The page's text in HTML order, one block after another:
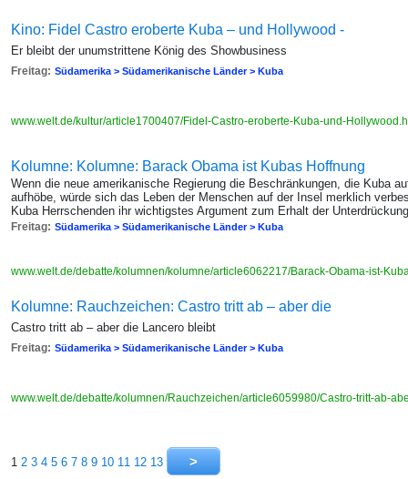
Kino: Fidel Castro eroberte Kuba – und Hollywood -
Er bleibt der unumstrittene König des Showbusiness
Freitag: Südamerika > Südamerikanische Länder > Kuba
www.welt.de/kultur/article1700407/Fidel-Castro-eroberte-Kuba-und-
Kolumne: Kolumne: Barack Obama ist Kubas Hoffnung
Wenn die neue amerikanische Regierung die Beschränkungen, die Kuba
aufhöbe, würde sich das Leben der Menschen auf der Insel merklich
Kuba Herrschenden ihr wichtigstes Argument zum Erhalt der
Freitag: Südamerika > Südamerikanische Länder > Kuba
www.welt.de/debatte/kolumnen/kolumne/article6062217/Barack-Obama-ist-
Kolumne: Rauchzeichen: Castro tritt ab – aber die
Castro tritt ab – aber die Lancero bleibt
Freitag: Südamerika > Südamerikanische Länder > Kuba
www.welt.de/debatte/kolumnen/Rauchzeichen/article6059980/Castro-tritt-ab-
1 2 3 4 5 6 7 8 9 10 11 12 13